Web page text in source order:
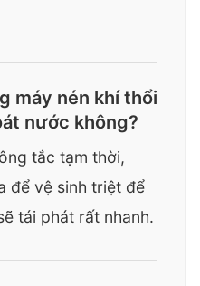
máy nén khí thổi
nước không?
tắc tạm thời,
để vệ sinh triệt để
tái phát rất nhanh.